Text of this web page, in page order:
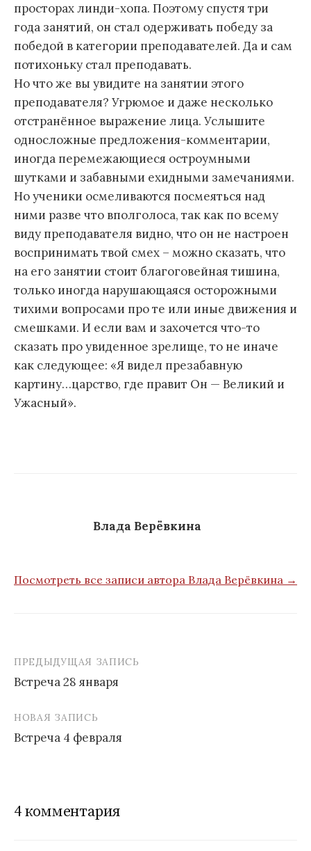
просторах линди-хопа. Поэтому спустя три
года занятий, он стал одерживать победу за
победой в категории преподавателей. Да и сам
потихоньку стал преподавать.
Но что же вы увидите на занятии этого
преподавателя? Угрюмое и даже несколько
отстранённое выражение лица. Услышите
односложные предложения-комментарии,
иногда перемежающиеся остроумными
шутками и забавными ехидными замечаниями.
Но ученики осмеливаются посмеяться над
ними разве что вполголоса, так как по всему
виду преподавателя видно, что он не настроен
воспринимать твой смех – можно сказать, что
на его занятии стоит благоговейная тишина,
только иногда нарушающаяся осторожными
тихими вопросами про те или иные движения и
смешками. И если вам и захочется что-то
сказать про увиденное зрелище, то не иначе
как следующее: «Я видел презабавную
картину…царство, где правит Он — Великий и
Ужасный».
Влада Верёвкина
Посмотреть все записи автора Влада Верёвкина →
а
г
ПРЕДЫДУЩАЯ ЗАПИСЬ
Встреча 28 января
НОВАЯ ЗАПИСЬ
Встреча 4 февраля
4 комментария